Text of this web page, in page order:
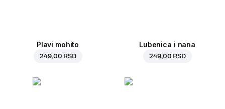
Plavi mohito
249,00 RSD
Lubenica i nana
249,00 RSD